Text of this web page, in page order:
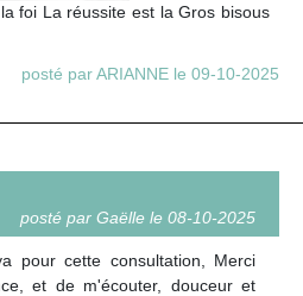
foi La réussite est la Gros bisous
posté par ARIANNE le 09-10-2025
posté par Gaëlle le 08-10-2025
pour cette consultation, Merci
et de m'écouter, douceur et